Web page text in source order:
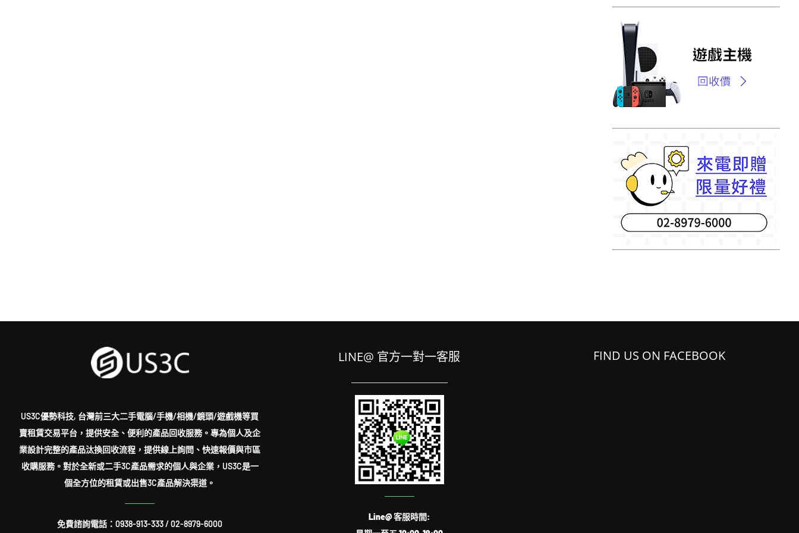
US3C優勢科技, 台灣前三大二手電腦/手機/相機/鏡頭/遊戲機等買
賣租賃交易平台，提供安全、便利的產品回收服務。專為個人及企
業設計完整的產品汰換回收流程，提供線上詢問、快速報價與市區
收購服務。對於全新或二手3C產品需求的個人與企業，US3C是一
個全方位的租賃或出售3C產品解決渠道。
免費諮詢電話：0938-913-333/02-8979-6000
LINE@ 官方一對一客服
Line@ 客服時間:
FIND US ON FACEBOOK